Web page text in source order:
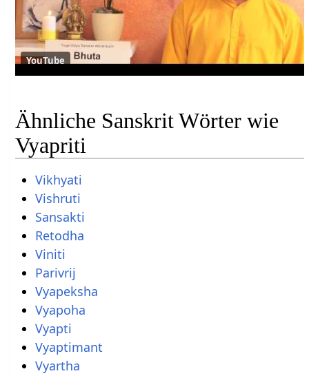
YouTube
Ähnliche Sanskrit Wörter wie
Vyapriti
Vikhyati
Vishruti
Sansakti
Retodha
Viniti
Parivrij
Vyapeksha
Vyapoha
Vyapti
Vyaptimant
Vyartha